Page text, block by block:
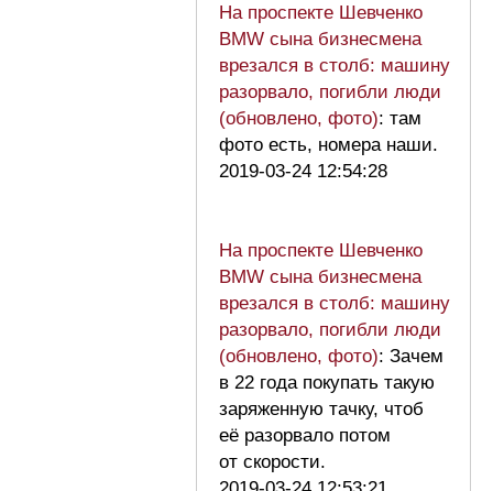
На проспекте Шевченко
BMW сына бизнесмена
врезался в столб: машину
разорвало, погибли люди
(обновлено, фото): там
фото есть, номера наши.
2019-03-24 12:54:28
На проспекте Шевченко
BMW сына бизнесмена
врезался в столб: машину
разорвало, погибли люди
(обновлено, фото): Зачем
в 22 года покупать такую
заряженную тачку, чтоб
её разорвало потом
от скорости.